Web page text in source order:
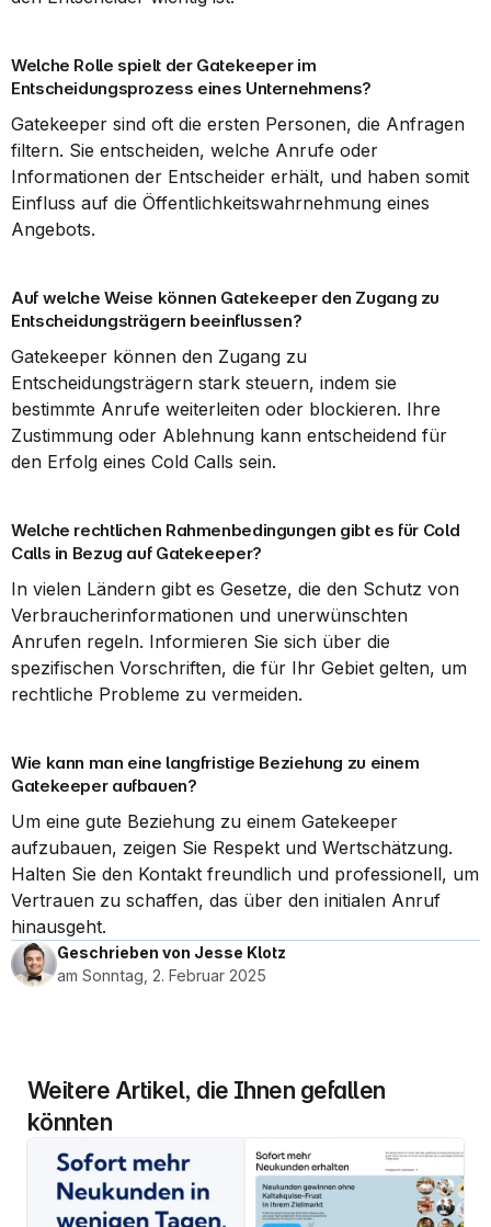
Welche Rolle spielt der Gatekeeper im
Entscheidungsprozess eines Unternehmens?
Gatekeeper sind oft die ersten Personen, die Anfragen
filtern. Sie entscheiden, welche Anrufe oder
Informationen der Entscheider erhält, und haben somit
Einfluss auf die Öffentlichkeitswahrnehmung eines
Angebots.
Auf welche Weise können Gatekeeper den Zugang zu
Entscheidungsträgern beeinflussen?
Gatekeeper können den Zugang zu
Entscheidungsträgern stark steuern, indem sie
bestimmte Anrufe weiterleiten oder blockieren. Ihre
Zustimmung oder Ablehnung kann entscheidend für
den Erfolg eines Cold Calls sein.
Welche rechtlichen Rahmenbedingungen gibt es für Cold
Calls in Bezug auf Gatekeeper?
In vielen Ländern gibt es Gesetze, die den Schutz von
Verbraucherinformationen und unerwünschten
Anrufen regeln. Informieren Sie sich über die
spezifischen Vorschriften, die für Ihr Gebiet gelten, um
rechtliche Probleme zu vermeiden.
Wie kann man eine langfristige Beziehung zu einem
Gatekeeper aufbauen?
Um eine gute Beziehung zu einem Gatekeeper
aufzubauen, zeigen Sie Respekt und Wertschätzung.
Halten Sie den Kontakt freundlich und professionell, um
Vertrauen zu schaffen, das über den initialen Anruf
hinausgeht.
Geschrieben von Jesse Klotz
am Sonntag, 2. Februar 2025
Weitere Artikel, die Ihnen gefallen
könnten